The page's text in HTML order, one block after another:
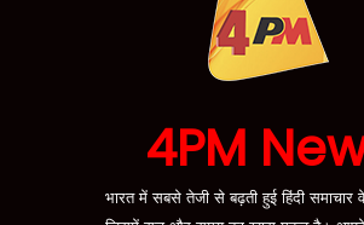
4PM
भारत में सबसे तेजी से बढ़ती हुई हिंदी समाचार